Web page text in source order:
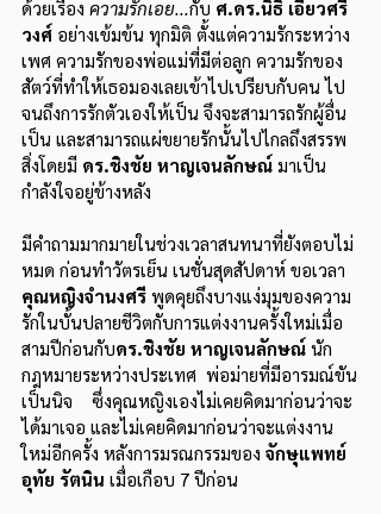
ด้วยเรื่อง ความรักเอย...กับ ศ.ดร.นิธิ เอียวศรี
วงศ์ อย่างเข้มข้น ทุกมิติ ตั้งแต่ความรักระหว่าง
เพศ ความรักของพ่อแม่ที่มีต่อลูก ความรักของ
สัตว์ที่ทำให้เธอมองเลยเข้าไปเปรียบกับคน ไป
จนถึงการรักตัวเองให้เป็น จึงจะสามารถรักผู้อื่น
เป็น และสามารถแผ่ขยายรักนั้นไปไกลถึงสรรพ
สิ่งโดยมี ดร.ชิงชัย หาญเจนลักษณ์ มาเป็น
กำลังใจอยู่ข้างหลัง
มีคำถามมากมายในช่วงเวลาสนทนาที่ยังตอบไม่
หมด ก่อนทำวัตรเย็น เนชั่นสุดสัปดาห์ ขอเวลา
คุณหญิงจำนงศรี พูดคุยถึงบางแง่มุมของความ
รักในบั้นปลายชีวิตกับการแต่งงานครั้งใหม่เมื่อ
สามปีก่อนกับดร.ชิงชัย หาญเจนลักษณ์ นัก
กฎหมายระหว่างประเทศ  พ่อม่ายที่มีอารมณ์ขัน
เป็นนิจ    ซึ่งคุณหญิงเองไม่เคยคิดมาก่อนว่าจะ
ได้มาเจอ และไม่เคยคิดมาก่อนว่าจะแต่งงาน
ใหม่อีกครั้ง หลังการมรณกรรมของ จักษุแพทย์
อุทัย รัตนิน เมื่อเกือบ 7 ปีก่อน